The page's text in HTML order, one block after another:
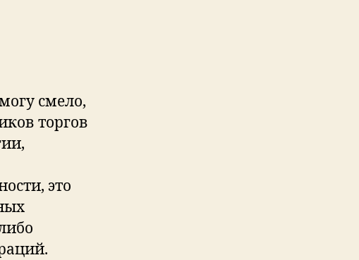
смело,
торгов
это